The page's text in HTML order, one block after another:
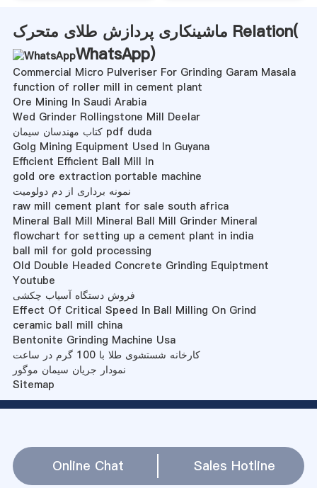
ماشینکاری پردازش طلای متحرک Relation(
WhatsApp)
Commercial Micro Pulveriser For Grinding Garam Masala
function of roller mill in cement plant
Ore Mining In Saudi Arabia
Wed Grinder Rollingstone Mill Deelar
کتاب مهندسان سیمان pdf duda
Golg Mining Equipment Used In Guyana
Efficient Efficient Ball Mill In
gold ore extraction portable machine
نمونه برداری از دم دولومیت
raw mill cement plant for sale south africa
Mineral Ball Mill Mineral Ball Mill Grinder Mineral
flowchart for setting up a cement plant in india
ball mil for gold processing
Old Double Headed Concrete Grinding Equiptment
Youtube
فروش دستگاه آسیاب چکشی
Effect Of Critical Speed In Ball Milling On Grind
ceramic ball mill china
Bentonite Grinding Machine Usa
کارخانه شستشوی طلا با 100 گرم در ساعت
نمودار جریان سیمان موگور
Sitemap
Online Chat Sales Hotline